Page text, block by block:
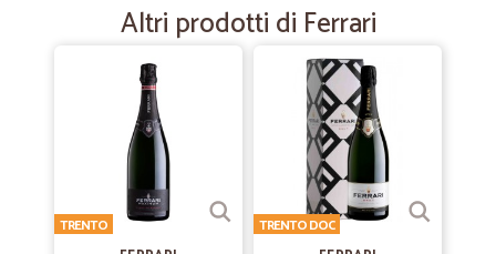
Vasta scelta prodotti , spedizione rapidissima. Comunicazione
—
Prodotti esattamente come descritti e…
Prodotti esattamente come descritti e servizio clienti molto
competente e sollecito
Altri prodotti di Ferrari
TRENTO TRENTO DOC